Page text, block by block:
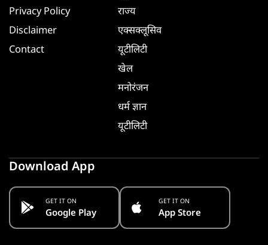
Privacy Policy
Disclaimer
Contact
राज्य
एक्सक्लूसिव
यूटीलिटी
खेल
मनोरंजन
धर्म ज्ञान
यूटीलिटी
Download App
GET IT ON
Google Play
GET IT ON
App Store